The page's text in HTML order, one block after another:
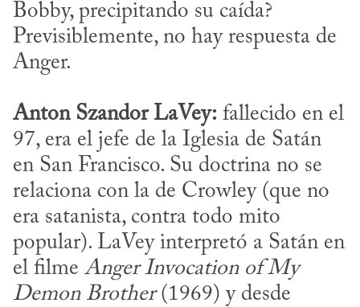
Bobby, precipitando su caída?
Previsiblemente, no hay respuesta de
Anton Szandor LaVey: fallecido en el
97, era el jefe de la Iglesia de Satán
en San Francisco. Su doctrina no se
relaciona con la de Crowley (que no
era satanista, contra todo mito
popular). LaVey interpretó a Satán en
el filme Anger Invocation of My
Demon Brother (1969) y desde